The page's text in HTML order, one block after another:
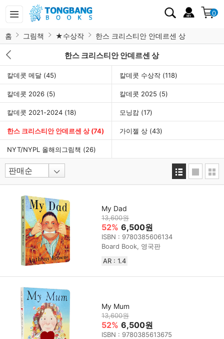
0
홈 그림책 ★수상작 한스 크리스티안 안데르센 상
한스 크리스티안 안데르센 상
칼데콧 메달 (45) 칼데콧 수상작 (118)
칼데콧 2026 (5) 칼데콧 2025 (5)
칼데콧 2021-2024 (18) 모닝캄 (17)
한스 크리스티안 안데르센 상(74) 가이젤 상 (43)
NYT/NYPL 올해의그림책 (26)
My Dad
13,600원
52% 6,500원
ISBN : 9780385606134
Board Book, 영국판
AR : 1.4
My Mum
13,600원
52% 6,500원
ISBN : 9780385613675